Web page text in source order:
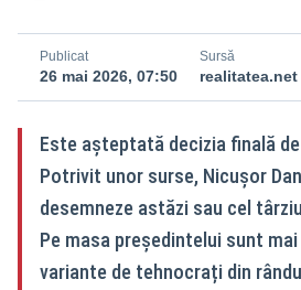
Publicat
26 mai 2026, 07:50
Sursă
realitatea.net
Este așteptată decizia finală
Potrivit unor surse, Nicușor
desemneze astăzi sau cel
Pe masa președintelui sunt
variante de tehnocrați din